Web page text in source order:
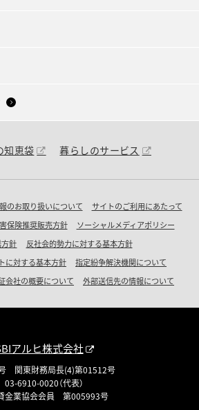
知恵袋 暮らしのサービス
のお取り扱いについて
サイトのご利用にあたって
保険推奨販売方針
ソーシャルメディアポリシー
針
反社会的勢力に対する基本方針
に対する基本方針
指定紛争解決機関について
会社の概要について
外部送信先の情報について
アルヒ株式会社
関東財務局長(4)第01512号
03-6910-0020（代表）
金業協会会員 第005993号